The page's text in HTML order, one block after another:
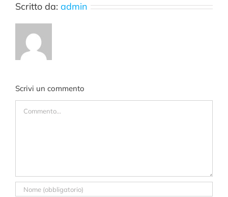
Scritto da: admin
Scrivi un commento